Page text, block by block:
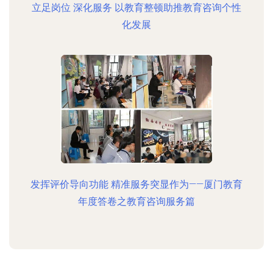
立足岗位 深化服务 以教育整顿助推教育咨询个性
化发展
发挥评价导向功能 精准服务突显作为——厦门教育
年度答卷之教育咨询服务篇